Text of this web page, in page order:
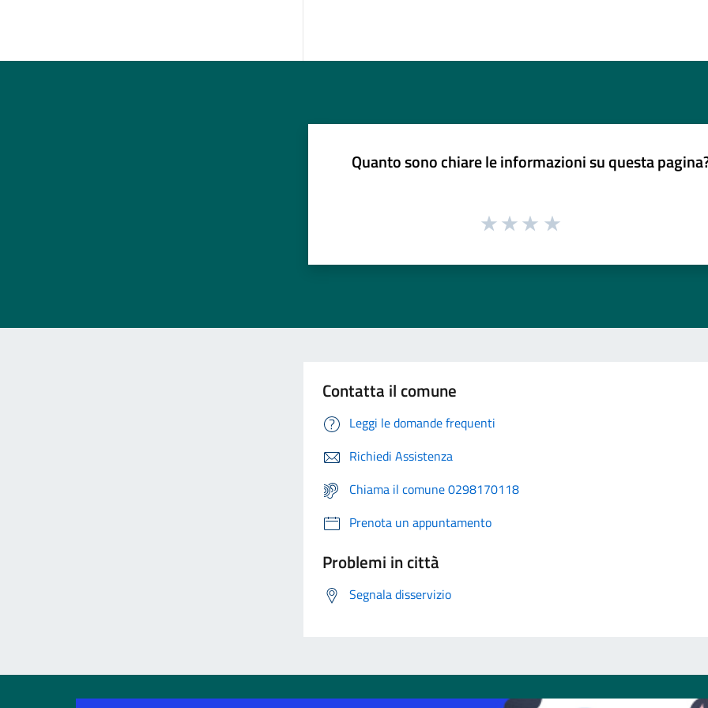
Quanto sono chiare le informazioni su questa
Contatta il comune
Leggi le domande frequenti
Richiedi Assistenza
Chiama il comune 0298170118
Prenota un appuntamento
Problemi in città
Segnala disservizio